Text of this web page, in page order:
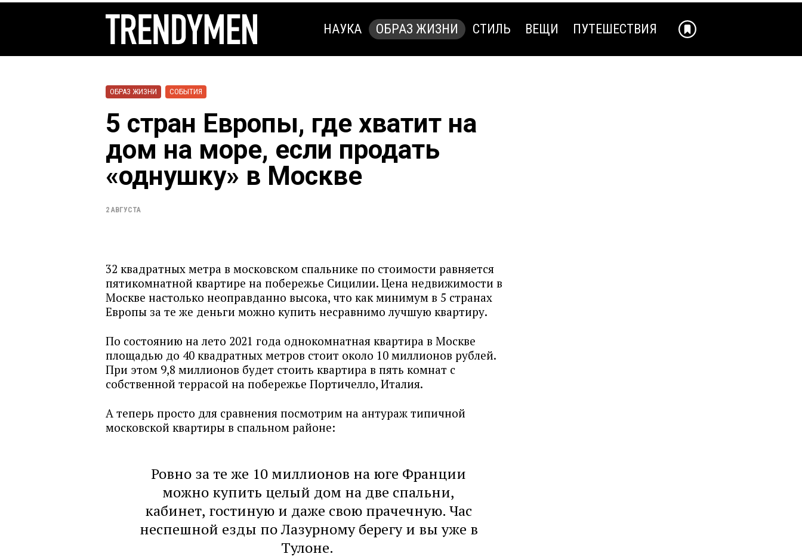
НАУКА ОБРАЗ ЖИЗНИ СТИЛЬ ВЕЩИ ПУТЕШЕСТВИЯ
ОБРАЗ ЖИЗНИ СОБЫТИЯ
5 стран Европы, где хватит на
дом на море, если продать
«однушку» в Москве
2 АВГУСТА
32 квадратных метра в московском спальнике по стоимости равняется
пятикомнатной квартире на побережье Сицилии. Цена недвижимости в
Москве настолько неоправданно высока, что как минимум в 5 странах
Европы за те же деньги можно купить несравнимо лучшую квартиру.
По состоянию на лето 2021 года однокомнатная квартира в Москве
площадью до 40 квадратных метров стоит около 10 миллионов рублей.
При этом 9,8 миллионов будет стоить квартира в пять комнат с
собственной террасой на побережье Портичелло, Италия.
А теперь просто для сравнения посмотрим на антураж типичной
московской квартиры в спальном районе:
Ровно за те же 10 миллионов на юге Франции
можно купить целый дом на две спальни,
кабинет, гостиную и даже свою прачечную. Час
неспешной езды по Лазурному берегу и вы уже в
Тулоне.